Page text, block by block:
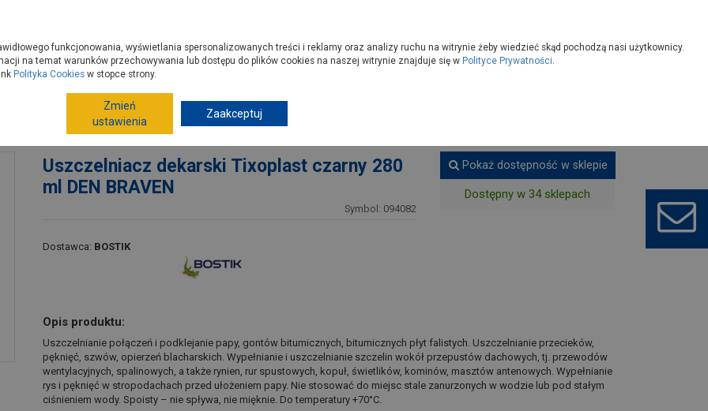
kupisz Porady
Chemia budowlana Uszczelniacze
DEN BRAVEN
Uszczelniacz dekarski Tixoplast czarny 280
ml DEN BRAVEN
Symbol: 094082
Dostawca: BOSTIK
Pokaż dostępność w sklepie
Dostępny w 34 sklepach
Opis produktu:
Uszczelnianie połączeń i podklejanie papy, gontów bitumicznych, bitumicznych płyt falistych. Uszczelnianie przecieków,
pęknięć, szwów, opierzeń blacharskich. Wypełnianie i uszczelnianie szczelin wokół przepustów dachowych, tj. przewodów
wentylacyjnych, spalinowych, a także rynien, rur spustowych, kopuł, świetlików, kominów, masztów antenowych. Wypełnianie
rys i pęknięć w stropodachach przed ułożeniem papy. Nie stosować do miejsc stale zanurzonych w wodzie lub pod stałym
ciśnieniem wody. Spoisty – nie spływa, nie mięknie. Do temperatury +70°C.
funkcjonowania, wyświetlania spersonalizowanych treści i reklamy oraz analizy ruchu na witrynie żeby wiedzieć skąd pochodzą nasi użytkownicy.
na temat warunków przechowywania lub dostępu do plików cookies na naszej witrynie znajduje się w Polityce Prywatności.
Polityka Cookies w stopce strony.
Zmień
ustawienia
Zaakceptuj